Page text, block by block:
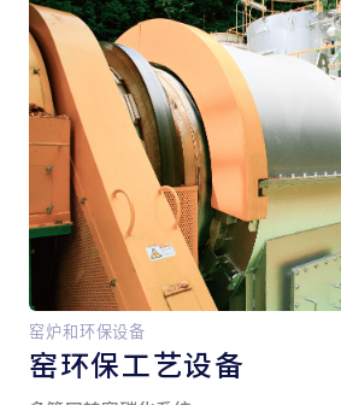
窑炉和环保设备
窑环保工艺设备